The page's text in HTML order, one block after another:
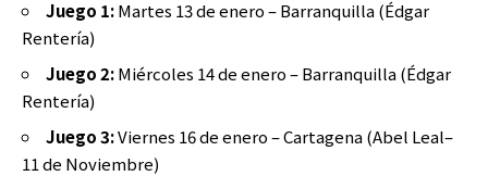
Juego 1:Martes 13 de enero – Barranquilla (Édgar
Rentería)
Juego 2:Miércoles 14 de enero – Barranquilla (Édgar
Rentería)
Juego 3:Viernes 16 de enero – Cartagena (Abel Leal–
11 de Noviembre)